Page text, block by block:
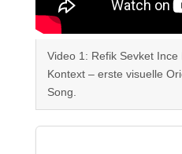
Video 1: Refik Sevket
Kontext – erste visuelle
Song.